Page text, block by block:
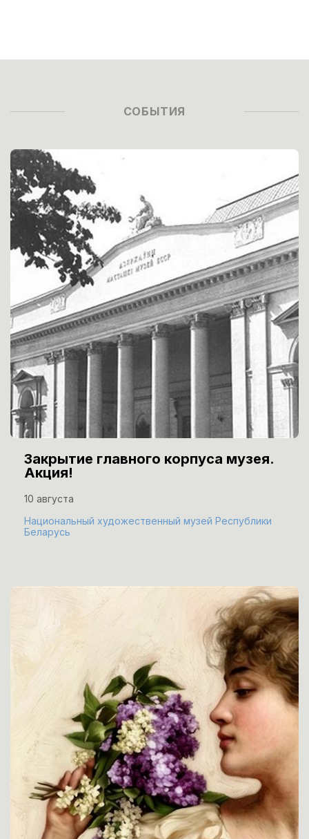
СОБЫТИЯ
Закрытие главного корпуса музея.
Акция!
10 августа
Национальный художественный музей Республики
Беларусь